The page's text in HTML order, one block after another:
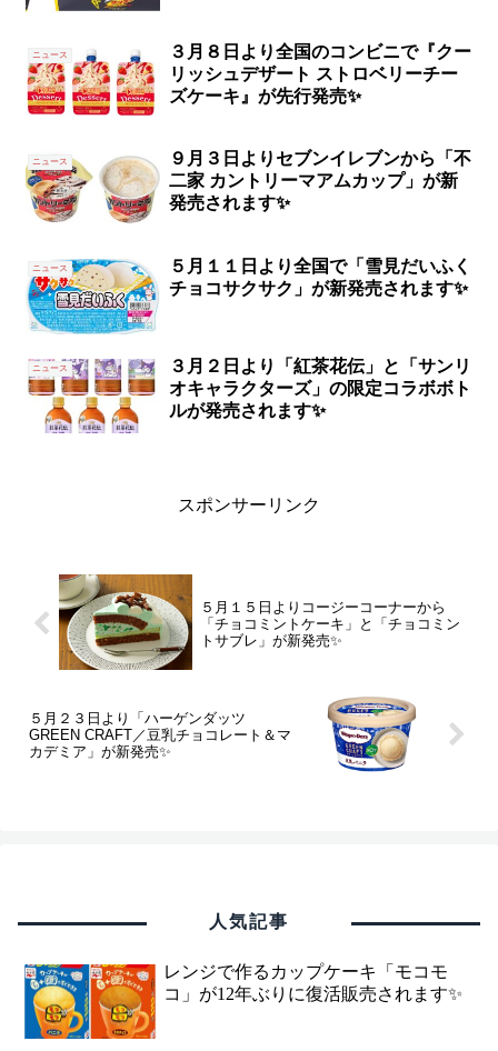
ニュース
３月８日より全国のコンビニで『クー
リッシュデザート ストロベリーチー
ズケーキ』が先行発売✨
ニュース
９月３日よりセブンイレブンから「不
二家 カントリーマアムカップ」が新
発売されます✨
ニュース
５月１１日より全国で「雪見だいふく
チョコサクサク」が新発売されます✨
ニュース
３月２日より「紅茶花伝」と「サンリ
オキャラクターズ」の限定コラボボト
ルが発売されます✨
スポンサーリンク
５月１５日よりコージーコーナーから
「チョコミントケーキ」と「チョコミン
トサブレ」が新発売✨
５月２３日より「ハーゲンダッツ
GREEN CRAFT／豆乳チョコレート＆マ
カデミア」が新発売✨
人気記事
レンジで作るカップケーキ「モコモ
コ」が12年ぶりに復活販売されます✨